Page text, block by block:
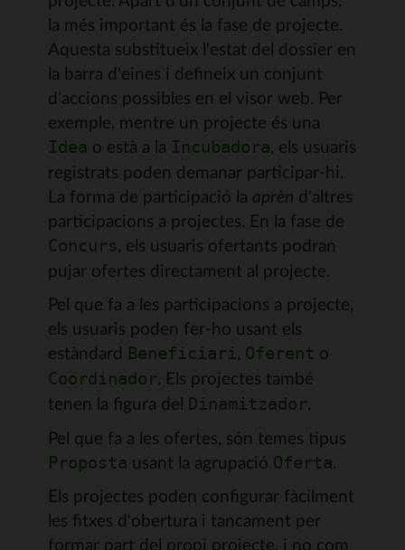
la més important és la fase de projecte.
Aquesta substitueix l'estat del dossier en
la barra d'eines i defineix un conjunt
d'accions possibles en el visor web. Per
exemple, mentre un projecte és una
Idea o està a la Incubadora, els usuaris
registrats poden demanar participar-hi.
La forma de participació la aprèn d'altres
participacions a projectes. En la fase de
Concurs, els usuaris ofertants podran
pujar ofertes directament al projecte.
Pel que fa a les participacions a projecte,
els usuaris poden fer-ho usant els
estàndard Beneficiari, Oferent o
Coordinador. Els projectes també
tenen la figura del Dinamitzador.
Pel que fa a les ofertes, són temes tipus
Proposta usant la agrupació Oferta.
Els projectes poden configurar fàcilment
les fitxes d'obertura i tancament per
formar part del propi projecte, i no com